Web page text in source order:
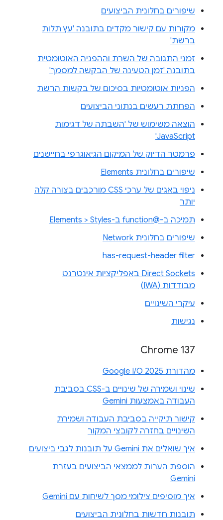
שיפורים בחלונית הביצועים
מקורות עם קישור מקדים בתובנה 'עץ תלות
ברשת'
זמני התגובה של השרת וההפניה האוטומטית
בתובנה 'זמן הטעינה של הבקשה למסמך'
הפניות אוטומטיות בסיכום של בקשות הרשת
הפחתת רעשים בנתוני הביצועים
הוצאה משימוש של 'השבתה של דגימות
JavaScript'
פרמטר הדיוק של המיקום הגיאוגרפי בחיישנים
שיפורים בחלונית Elements
ניפוי באגים של ערכי CSS מורכבים בצורה קלה
יותר
תמיכה ב-@function ב-Elements > Styles
שיפורים בחלונית Network
has-request-header filter
Direct Sockets באפליקציות אינטרנט
מבודדות (IWA)
עיקרי השינויים
נגישות
Chrome 137
מהדורת Google I/O 2025
שינוי ושמירה של שינויים ב-CSS בסביבת
העבודה באמצעות Gemini
קישור תיקייה בסביבת העבודה ושמירת
השינויים בחזרה לקובצי המקור
איך שואלים את Gemini על תובנות לגבי ביצועים
הוספת הערות לממצאי הביצועים בעזרת
Gemini
איך מוסיפים צילומי מסך לשיחות עם Gemini
תובנות חדשות בחלונית הביצועים